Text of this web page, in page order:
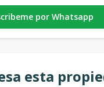
por Whatsapp
esta